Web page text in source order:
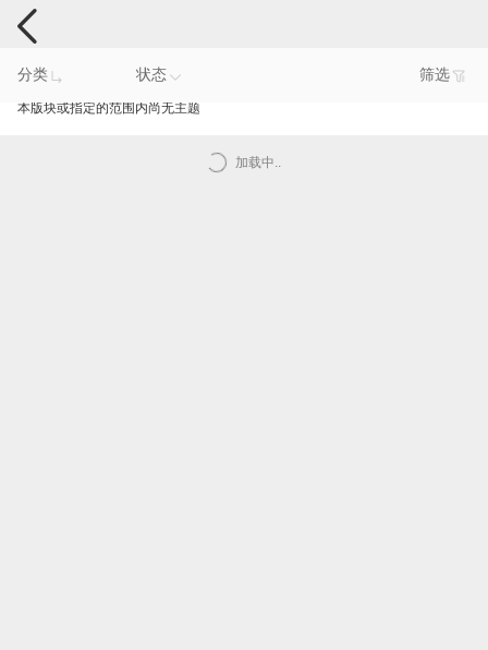
手机反馈
分类 状态 筛选
本版块或指定的范围内尚无主题
加载中..